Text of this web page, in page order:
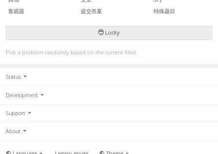
客观题
提交答案 特殊题目
Lucky
Pick a problem randomly based on the current filter.
Status
Development
Support
About